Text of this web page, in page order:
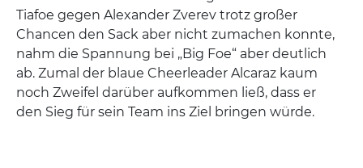
Tiafoe gegen Alexander Zverev trotz großer
Chancen den Sack aber nicht zumachen konnte,
nahm die Spannung bei „Big Foe“ aber deutlich
ab. Zumal der blaue Cheerleader Alcaraz kaum
noch Zweifel darüber aufkommen ließ, dass er
den Sieg für sein Team ins Ziel bringen würde.